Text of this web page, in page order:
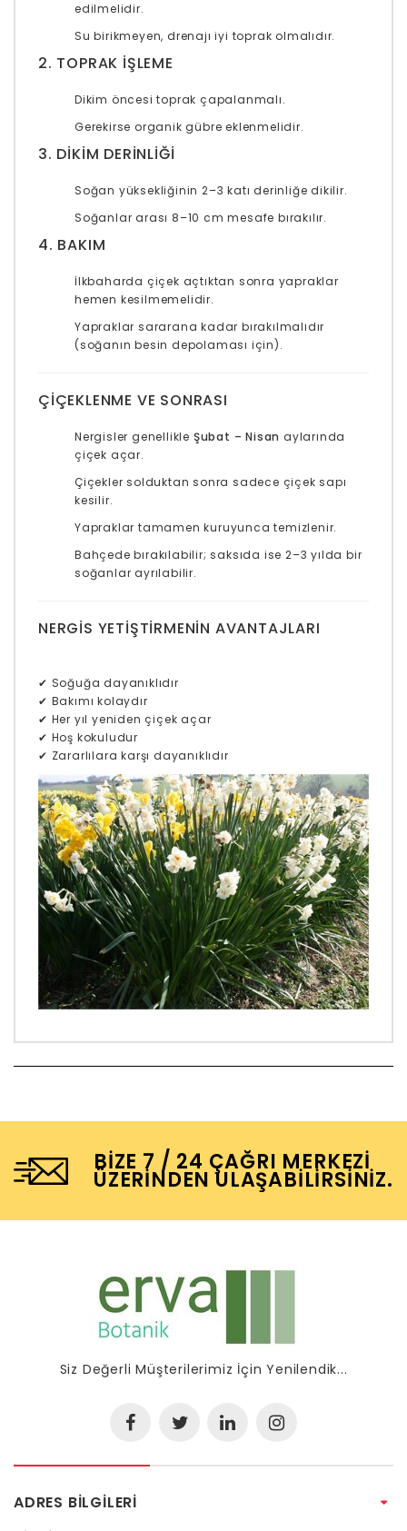
edilmelidir.
Su birikmeyen, drenajı iyi toprak olmalıdır.
2. TOPRAK İŞLEME
Dikim öncesi toprak çapalanmalı.
Gerekirse organik gübre eklenmelidir.
3. DIKIM DERINLIĞI
Soğan yüksekliğinin 2–3 katı derinliğe dikilir.
Soğanlar arası 8–10 cm mesafe bırakılır.
4. BAKIM
İlkbaharda çiçek açtıktan sonra yapraklar
hemen kesilmemelidir.
Yapraklar sararana kadar bırakılmalıdır
(soğanın besin depolaması için).
ÇIÇEKLENME VE SONRASI
Nergisler genellikle Şubat – Nisan aylarında
çiçek açar.
Çiçekler solduktan sonra sadece çiçek sapı
kesilir.
Yapraklar tamamen kuruyunca temizlenir.
Bahçede bırakılabilir; saksıda ise 2–3 yılda bir
soğanlar ayrılabilir.
NERGIS YETIŞTIRMENIN AVANTAJLARI
✔ Soğuğa dayanıklıdır
✔ Bakımı kolaydır
✔ Her yıl yeniden çiçek açar
✔ Hoş kokuludur
✔ Zararlılara karşı dayanıklıdır
BIZE 7 / 24 ÇAĞRI MERKEZI
ÜZERINDEN ULAŞABILIRSINIZ.
Siz Değerli Müşterilerimiz İçin Yenilendik...
ADRES BILGILERI